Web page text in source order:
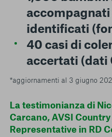
identificati
40 casi di
accertati (dati
*aggiornamenti al 3 giugno
La testimonianza di
Carcano, AVSI Country
Representative in RD